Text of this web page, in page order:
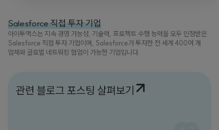
Salesforce 직접 투자 기업
아이투맥스는 지속 경영 가능성, 기술력, 프로젝트 수행 능력을 모두 인정받은
Salesforce 직접 투자 기업이며, Salesforce가 투자한 전 세계 400여 개
업체와 글로벌 네트워킹 협업이 가능한 기업입니다.
관련 블로그 포스팅 살펴보기